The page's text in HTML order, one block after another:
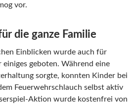
vor.
die ganze Familie
Einblicken wurde auch für
einiges geboten. Während eine
sorgte, konnten Kinder bei
Feuerwehrschlauch selbst aktiv
Aktion wurde kostenfrei von